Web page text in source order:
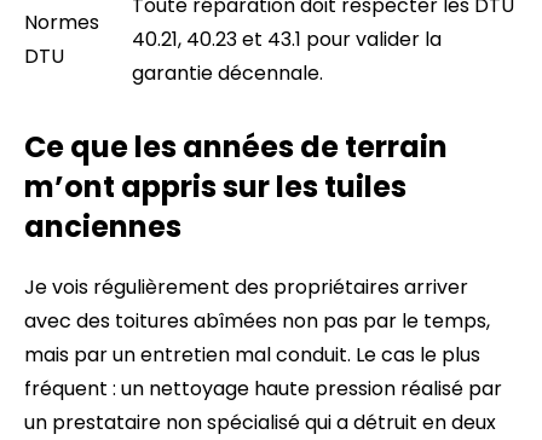
Normes
DTU
40.21, 40.23 et 43.1 pour valider la
garantie décennale.
Ce que les années de terrain
m’ont appris sur les tuiles
anciennes
Je vois régulièrement des propriétaires arriver
avec des toitures abîmées non pas par le temps,
mais par un entretien mal conduit. Le cas le plus
fréquent : un nettoyage haute pression réalisé par
un prestataire non spécialisé qui a détruit en deux